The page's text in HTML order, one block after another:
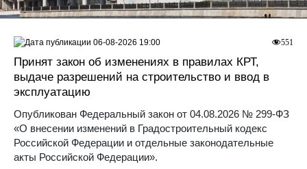
Принят закон об изменениях в правилах КРТ,
выдаче разрешений на строительство и ввод в
эксплуатацию
Опубликован Федеральный закон от 04.08.2026 № 299-ФЗ
«О внесении изменений в Градостроительный кодекс
Российской Федерации и отдельные законодательные
акты Российской Федерации».
551
06-08-2026 19:00